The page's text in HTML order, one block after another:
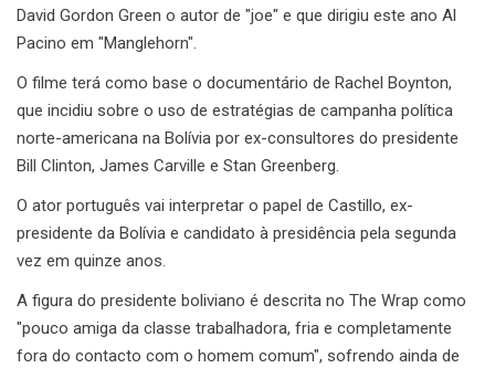
David Gordon Green o autor de "joe" e que dirigiu este ano Al
Pacino em "Manglehorn".
O filme terá como base o documentário de Rachel Boynton,
que incidiu sobre o uso de estratégias de campanha política
norte-americana na Bolívia por ex-consultores do presidente
Bill Clinton, James Carville e Stan Greenberg.
O ator português vai interpretar o papel de Castillo, ex-
presidente da Bolívia e candidato à presidência pela segunda
vez em quinze anos.
A figura do presidente boliviano é descrita no The Wrap como
"pouco amiga da classe trabalhadora, fria e completamente
fora do contacto com o homem comum", sofrendo ainda de